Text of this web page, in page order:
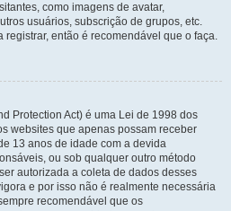
como imagens de avatar,
usuários, subscrição de grupos, etc.
registrar, então é recomendável que o faça.
Protection Act) é uma Lei de 1998 dos
websites que apenas possam receber
13 anos de idade com a devida
ou sob qualquer outro método
autorizada a coleta de dados desses
e por isso não é realmente necessária
recomendável que os